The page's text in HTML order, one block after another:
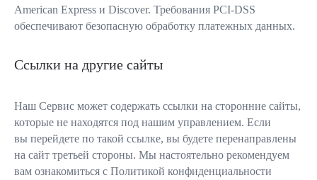
American Express и Discover. Требования PCI-DSS
обеспечивают безопасную обработку платежных данных.
Ссылки на другие сайты
Наш Сервис может содержать ссылки на сторонние сайты,
которые не находятся под нашим управлением. Если
вы перейдете по такой ссылке, вы будете перенаправлены
на сайт третьей стороны. Мы настоятельно рекомендуем
вам ознакомиться с Политикой конфиденциальности